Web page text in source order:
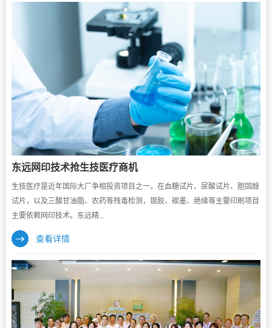
东远网印技术抢生技医疗商机
生技医疗是近年国际大厂争相投资项目之一，在血糖试片、尿酸试片、胆固醇
试片，以及三酸甘油脂、农药等残毒检测，银胶、碳墨、绝缘等主要印刷项目
主要依赖网印技术。东远精...
查看详情